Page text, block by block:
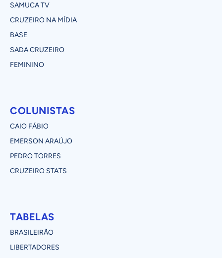
SAMUCA TV
CRUZEIRO NA MÍDIA
BASE
SADA CRUZEIRO
FEMININO
COLUNISTAS
CAIO FÁBIO
EMERSON ARAÚJO
PEDRO TORRES
CRUZEIRO STATS
TABELAS
BRASILEIRÃO
LIBERTADORES